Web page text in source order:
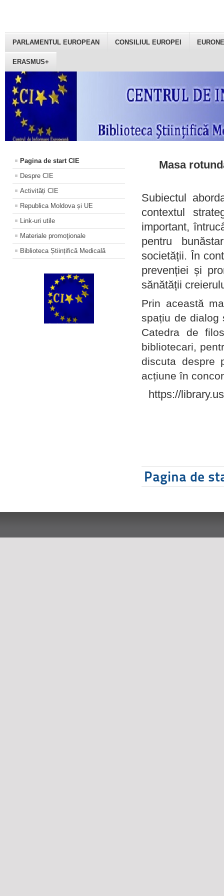
PARLAMENTUL EUROPEAN CONSILIUL EUROPEI
ERASMUS+
Pagina de start CIE
Despre CIE
Activități CIE
Republica Moldova și UE
Link-uri utile
Materiale promoţionale
Biblioteca Științifică Medicală
Masa
Subiectul
contextul
important,
pentru
societății. În
prevenției și
sănătății
Prin această
spațiu de dialog
Catedra de
bibliotecari,
discuta despre
acțiune în
https://
Pagina de